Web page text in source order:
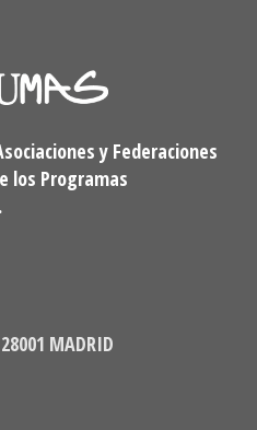
y Federaciones
los Programas
MADRID